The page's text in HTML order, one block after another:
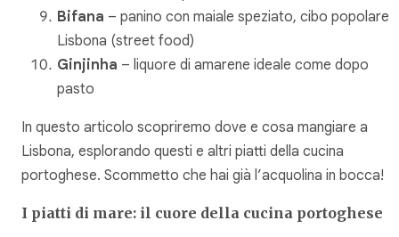
Bifana – panino con maiale speziato, cibo popolare
Lisbona (street food)
Ginjinha – liquore di amarene ideale come dopo
pasto
In questo articolo scopriremo dove e cosa mangiare a
Lisbona, esplorando questi e altri piatti della cucina
portoghese. Scommetto che hai già l’acquolina in bocca!
I piatti di mare: il cuore della cucina portoghese